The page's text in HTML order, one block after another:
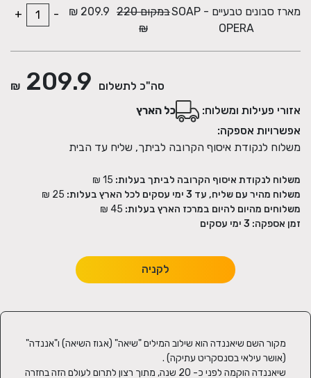
מארז סבונים טבעיים - SOAP
OPERA
במקום 220
₪
209.9 ₪
-
+
סה"כ לתשלום 209.9
₪
אזורי פעילות ומשלוח:
כל הארץ
אפשרויות אספקה:
משלוח לנקודת איסוף הקרובה לביתך, שליח עד הבית
משלוח לנקודת איסוף הקרובה לביתך בעלות:
משלוח מהיר עם שליח, עד 3 ימי עסקים לכל הארץ בעלות:
משלוחים מהיום להיום במרכז הארץ בעלות:
זמן אספקה: 3 ימי עסקים
לקניה